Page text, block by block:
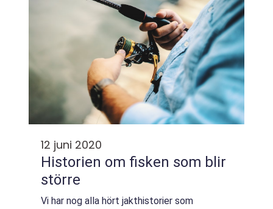
12 juni 2020
Historien om fisken som blir
större
Vi har nog alla hört jakthistorier som